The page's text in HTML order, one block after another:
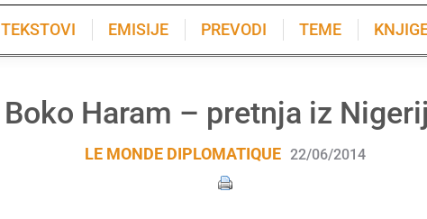
TEKSTOVI EMISIJE PREVODI TEME
Boko Haram – pretnja iz
LE MONDE DIPLOMATIQUE 22/06/2014